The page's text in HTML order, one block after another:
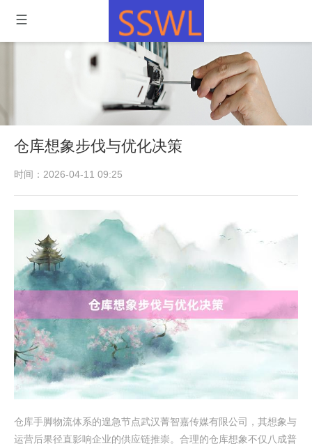
仓库想象步伐与优化决策
时间：2026-04-11 09:25
仓库手脚物流体系的遑急节点武汉菁智嘉传媒有限公司，其想象与
运营后果径直影响企业的供应链推崇。合理的仓库想象不仅八成普